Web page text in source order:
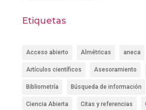
Etiquetas
Acceso abierto Almétricas aneca
Artículos científicos Asesoramiento
Bibliometría Búsqueda de información
Ciencia Abierta Citas y referencias